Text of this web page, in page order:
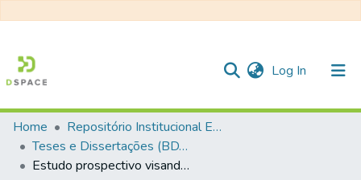
Log In (current)
Communities & Collections
All of DSpace
Home
Repositório Institucional EESC
Teses e Dissertações (BDTD USP)
Estudo prospectivo visando o uso de sistemas agroflorestais no município de São Carlos, SP